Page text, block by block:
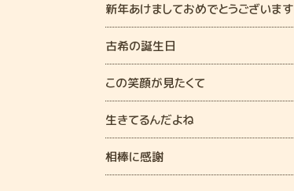
新年あけましておめでとうございます
古希の誕生日
この笑顔が見たくて
生きてるんだよね
相棒に感謝